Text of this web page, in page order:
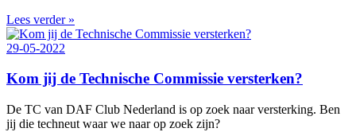
Lees verder »
29-05-2022
Kom jij de Technische Commissie versterken?
De TC van DAF Club Nederland is op zoek naar versterking. Ben
jij die techneut waar we naar op zoek zijn?